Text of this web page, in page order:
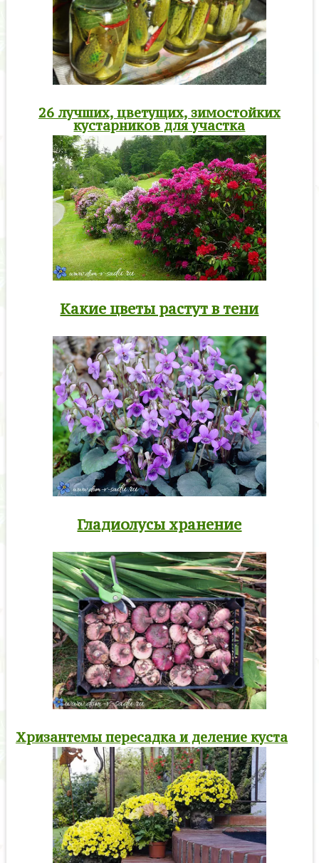
26 лучших, цветущих, зимостойких
кустарников для участка
Какие цветы растут в тени
Гладиолусы хранение
Хризантемы пересадка и деление куста